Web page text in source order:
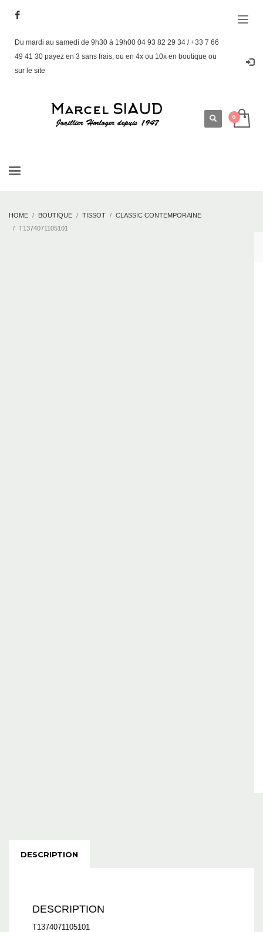
Du mardi au samedi de 9h30 à 19h00 04 93 82 29 34 / +33 7 66
49 41 30 payez en 3 sans frais, ou en 4x ou 10x en boutique ou
sur le site
HOME BOUTIQUE TISSOT
CLASSIC CONTEMPORAINE
T1374071105101
DESCRIPTION
DESCRIPTION
T1374071105101